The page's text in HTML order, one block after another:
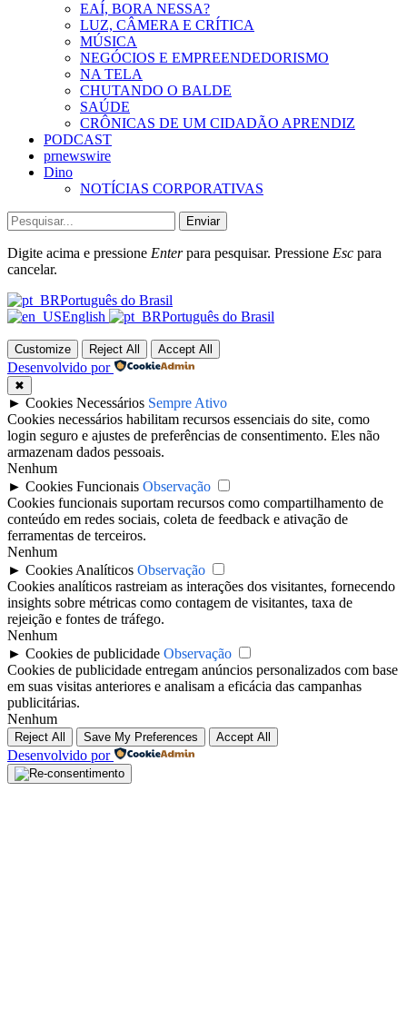
EAÍ, BORA NESSA?
LUZ, CÂMERA E CRÍTICA
MÚSICA
NEGÓCIOS E EMPREENDEDORISMO
NA TELA
CHUTANDO O BALDE
SAÚDE
CRÔNICAS DE UM CIDADÃO APRENDIZ
PODCAST
prnewswire
Dino
NOTÍCIAS CORPORATIVAS
Enviar
Digite acima e pressione Enterpara pesquisar. Pressione Esc para
cancelar.
Português do Brasil
English
Português do Brasil
Customize Reject All Accept All
Desenvolvido por
✖
► Cookies Necessários Sempre Ativo
Cookies necessários habilitam recursos essenciais do site, como
login seguro e ajustes de preferências de consentimento. Eles não
armazenam dados pessoais.
Nenhum
► Cookies Funcionais Observação
Cookies funcionais suportam recursos como compartilhamento de
conteúdo em redes sociais, coleta de feedback e ativação de
ferramentas de terceiros.
Nenhum
► Cookies Analíticos Observação
Cookies analíticos rastreiam as interações dos visitantes, fornecendo
insights sobre métricas como contagem de visitantes, taxa de
rejeição e fontes de tráfego.
Nenhum
► Cookies de publicidade Observação
Cookies de publicidade entregam anúncios personalizados com base
em suas visitas anteriores e analisam a eficácia das campanhas
publicitárias.
Nenhum
Reject All Save My Preferences Accept All
Desenvolvido por